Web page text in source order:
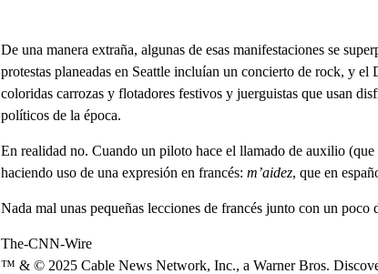
De una manera extraña, algunas de esas manifestaciones se
protestas planeadas en Seattle incluían un concierto de rock, y
coloridas carrozas y flotadores festivos y juerguistas que usan
políticos de la época.
En realidad no. Cuando un piloto hace el llamado de auxilio (que
haciendo uso de una expresión en francés: m’aidez, que en
Nada mal unas pequeñas lecciones de francés junto con un poco
The-CNN-Wire
™ & © 2025 Cable News Network, Inc., a Warner Bros.